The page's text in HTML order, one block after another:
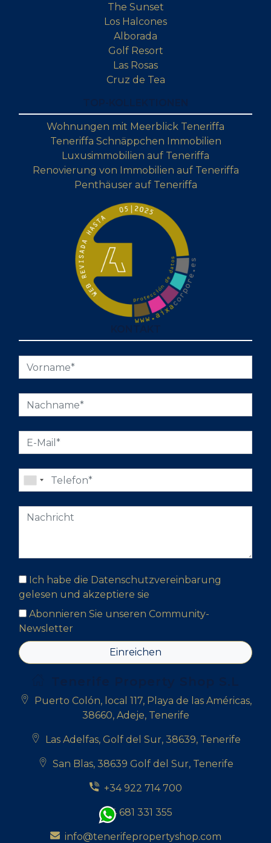
The Sunset
Los Halcones
Alborada
Golf Resort
Las Rosas
Cruz de Tea
Wohnungen mit Meerblick Teneriffa
Teneriffa Schnäppchen Immobilien
Luxusimmobilien auf Teneriffa
Renovierung von Immobilien auf Teneriffa
Penthäuser auf Teneriffa
Ich habe die Datenschutzvereinbarung
gelesen und akzeptiere sie
Abonnieren Sie unseren Community-
Newsletter
Einreichen
Puerto Colón, local 117, Playa de las Américas,
38660, Adeje, Tenerife
Las Adelfas, Golf del Sur, 38639, Tenerife
San Blas, 38639 Golf del Sur, Tenerife
+34 922 714 700
+34 681 331 355
info@tenerifepropertyshop.com